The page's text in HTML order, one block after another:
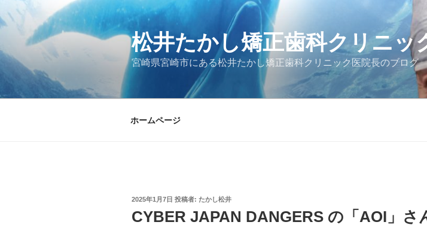
ン
ン
ス
松井たかし矯正歯科クリニッ
宮崎県宮崎市にある松井たかし矯正歯科クリニック医院長のブログ
ホームページ
投
日:
2025年1月7日 投稿者: たかし松井
CYBER JAPAN DANGERS の「AOI」さ